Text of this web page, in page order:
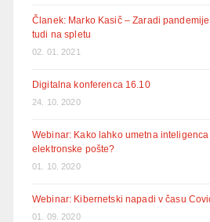
Članek: Marko Kasič – Zaradi
tudi na spletu
02. 01. 2021
Digitalna konferenca 16.10
24. 10. 2020
Webinar: Kako lahko umetna
elektronske pošte?
01. 10. 2020
Webinar: Kibernetski napadi v času
01. 09. 2020